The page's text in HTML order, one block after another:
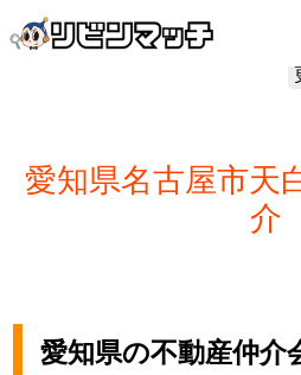
愛知県名古屋市天
介
愛知県の不動産仲介